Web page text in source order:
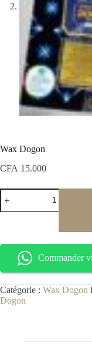
Wax Dogon
CFA 15.000
Commander
Catégorie : Wax Dogon
Dogon